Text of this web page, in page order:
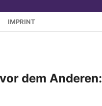
IMPRINT
dem Anderen: